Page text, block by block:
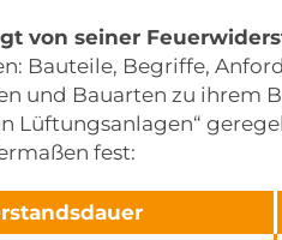
von seiner
Bauteile, Begriffe,
und Bauarten zu ihrem
Lüftungsanlagen“
fest: